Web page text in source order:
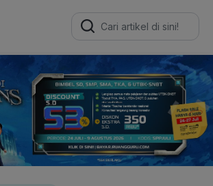
Search
for: